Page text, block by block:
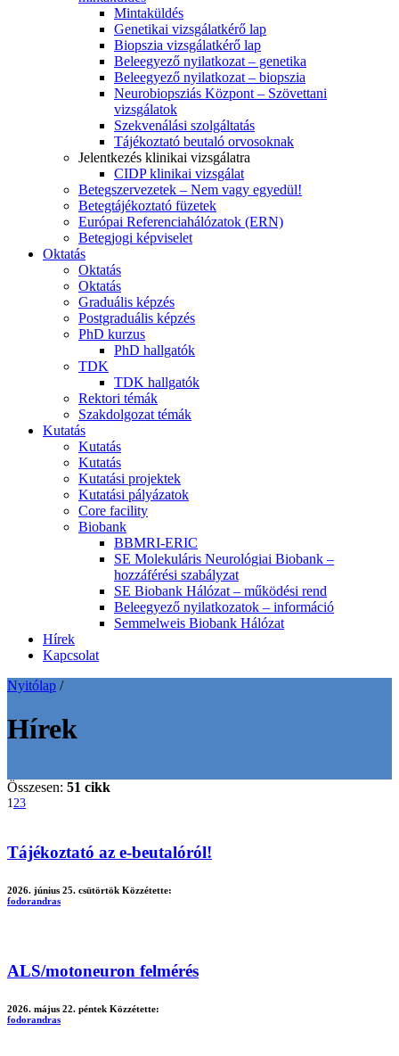
Mintaküldés
Genetikai vizsgálatkérő lap
Biopszia vizsgálatkérő lap
Beleegyező nyilatkozat – genetika
Beleegyező nyilatkozat – biopszia
Neurobiopsziás Központ – Szövettani
vizsgálatok
Szekvenálási szolgáltatás
Tájékoztató beutaló orvosoknak
Jelentkezés klinikai vizsgálatra
CIDP klinikai vizsgálat
Betegszervezetek – Nem vagy egyedül!
Betegtájékoztató füzetek
Európai Referenciahálózatok (ERN)
Betegjogi képviselet
Oktatás
Oktatás
Oktatás
Graduális képzés
Postgraduális képzés
PhD kurzus
PhD hallgatók
TDK
TDK hallgatók
Rektori témák
Szakdolgozat témák
Kutatás
Kutatás
Kutatás
Kutatási projektek
Kutatási pályázatok
Core facility
Biobank
BBMRI-ERIC
SE Molekuláris Neurológiai Biobank –
hozzáférési szabályzat
SE Biobank Hálózat – működési rend
Beleegyező nyilatkozatok – információ
Semmelweis Biobank Hálózat
Hírek
Kapcsolat
Nyitólap /
Hírek
Összesen: 51 cikk
123
Tájékoztató az e-beutalóról!
2026. június 25. csütörtök Közzétette:
fodorandras
ALS/motoneuron felmérés
2026. május 22. péntek Közzétette:
fodorandras